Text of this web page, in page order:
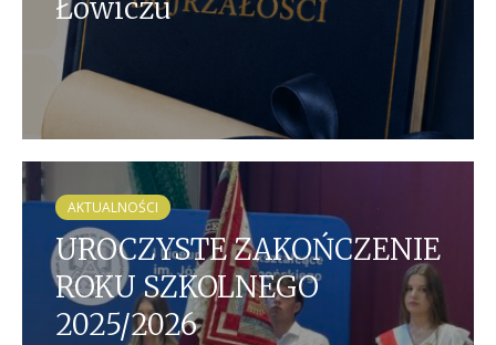
Łowiczu
AKTUALNOŚCI
UROCZYSTE ZAKOŃCZENIE
ROKU SZKOLNEGO
2025/2026